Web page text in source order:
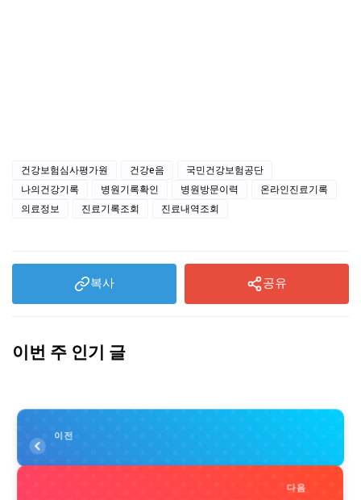
건강보험심사평가원 건강e음
국민건강보험공단
나의건강기록
병원기록확인 병원방문이력
온라인진료기록
의료정보
진료기록조회 진료내역조회
복사 공유
이번 주 인기 글
이전
다음